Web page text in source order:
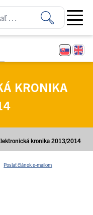
Open
KRONIKA
kronika 2013/2014
Poslať článok e-mailom